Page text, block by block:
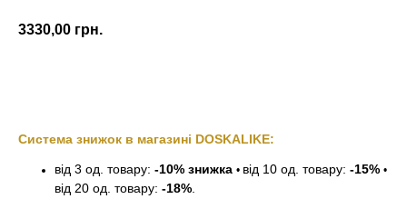
3330,00 грн.
Система знижок в магазині DOSKALIKE:
від 3 од. товару: -10% знижка • від 10 од. товару: -15% •
від 20 од. товару: -18%.